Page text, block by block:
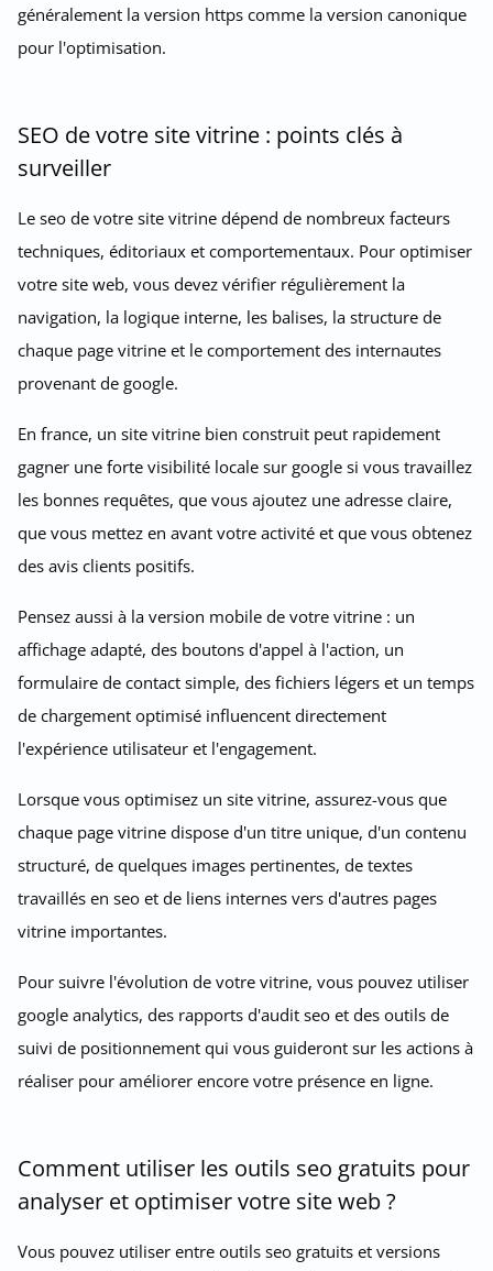
généralement la version https comme la version canonique
pour l'optimisation.
SEO de votre site vitrine : points clés à
surveiller
Le seo de votre site vitrine dépend de nombreux facteurs
techniques, éditoriaux et comportementaux. Pour optimiser
votre site web, vous devez vérifier régulièrement la
navigation, la logique interne, les balises, la structure de
chaque page vitrine et le comportement des internautes
provenant de google.
En france, un site vitrine bien construit peut rapidement
gagner une forte visibilité locale sur google si vous travaillez
les bonnes requêtes, que vous ajoutez une adresse claire,
que vous mettez en avant votre activité et que vous obtenez
des avis clients positifs.
Pensez aussi à la version mobile de votre vitrine : un
affichage adapté, des boutons d'appel à l'action, un
formulaire de contact simple, des fichiers légers et un temps
de chargement optimisé influencent directement
l'expérience utilisateur et l'engagement.
Lorsque vous optimisez un site vitrine, assurez-vous que
chaque page vitrine dispose d'un titre unique, d'un contenu
structuré, de quelques images pertinentes, de textes
travaillés en seo et de liens internes vers d'autres pages
vitrine importantes.
Pour suivre l'évolution de votre vitrine, vous pouvez utiliser
google analytics, des rapports d'audit seo et des outils de
suivi de positionnement qui vous guideront sur les actions à
réaliser pour améliorer encore votre présence en ligne.
Comment utiliser les outils seo gratuits pour
analyser et optimiser votre site web ?
Vous pouvez utiliser entre outils seo gratuits et versions